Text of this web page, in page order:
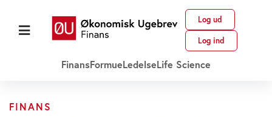
Log ud
Log ind
FinansFormueLedelseLife Science
FINANS